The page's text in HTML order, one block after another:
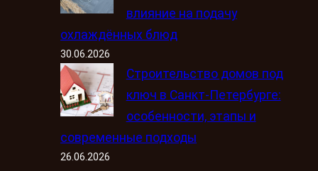
влияние на подачу
охлаждённых блюд
30.06.2026
Строительство домов под
ключ в Санкт-Петербурге:
особенности, этапы и
современные подходы
26.06.2026